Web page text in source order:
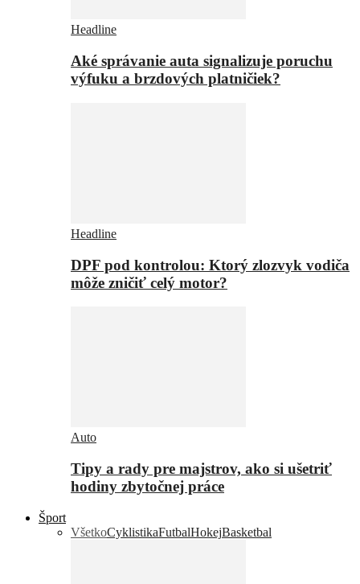
Headline
Aké správanie auta signalizuje poruchu
výfuku a brzdových platničiek?
Headline
DPF pod kontrolou: Ktorý zlozvyk vodiča
môže zničiť celý motor?
Auto
Tipy a rady pre majstrov, ako si ušetriť
hodiny zbytočnej práce
Šport
VšetkoCyklistikaFutbalHokejBasketbal